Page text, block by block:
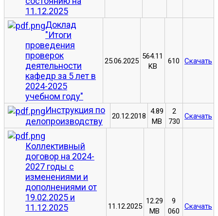
11.12.2025
Доклад
"Итоги
проведения
проверок
деятельности
кафедр за 5 лет в
2024-2025
учебном году"
25.06.2025
564.11
KB
610 Скачать
Инструкция по
делопроизводству
20.12.2018
4.89
MB
2
730
Скачать
Коллективный
договор на 2024-
2027 годы с
изменениями и
дополнениями от
19.02.2025 и
11.12.2025
11.12.2025
12.29
MB
9
060
Скачать